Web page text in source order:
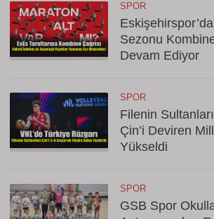
SPOR
Sezonu
Devam Ediyor
SPOR
Filenin
Çin’i Deviren
Yükseldi
SPOR
GSB Spor